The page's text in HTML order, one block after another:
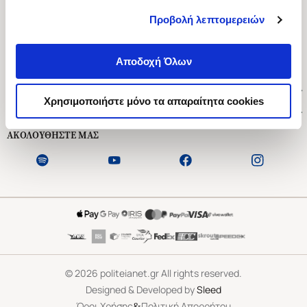
Προβολή λεπτομερειών
Αποδοχή Όλων
Χρησιμοποιήστε μόνο τα απαραίτητα cookies
Ασκληπιού 1-3, Αθήνα 106 79
Δευτέρα - Παρασκευή 09:00-21:00
Εξυπηρέτηση Πελατών
ΑΚΟΛΟΥΘΗΣΤΕ ΜΑΣ
©2026 politeianet.gr All rights reserved.
Designed & Developed bySleed